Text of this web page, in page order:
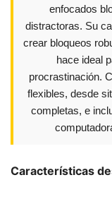
enfocados
distractoras. Su
crear bloqueos
hace ideal
procrastinación.
flexibles, desde
completas, e
Características